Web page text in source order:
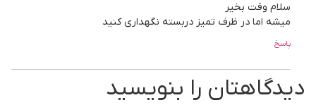
سلام وقت بخیر
میشه اما در ظرف تمیز دربسته نگهداری کنید
پاسخ
دیدگاهتان را بنویسید